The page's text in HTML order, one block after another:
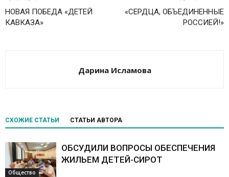
НОВАЯ ПОБЕДА «ДЕТЕЙ
КАВКАЗА»
«СЕРДЦА, ОБЪЕДИНЕННЫЕ
РОССИЕЙ!»
Дарина Исламова
СХОЖИЕ СТАТЬИ СТАТЬИ АВТОРА
Общество
ОБСУДИЛИ ВОПРОСЫ ОБЕСПЕЧЕНИЯ
ЖИЛЬЕМ ДЕТЕЙ-СИРОТ